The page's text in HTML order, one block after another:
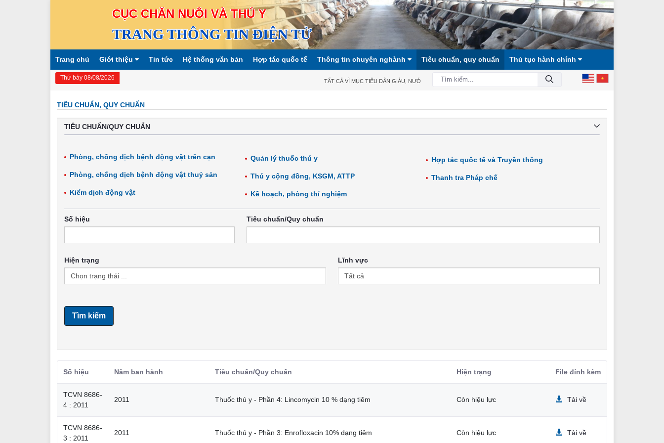
CỤC CHĂN NUÔI VÀ THÚ Y
TRANG THÔNG TIN ĐIỆN TỬ
Trang chủ Giới thiệu Tin tức Hệ thống văn bản Hợp tác quốc tế Thông tin chuyên nghành Tiêu chuẩn, quy chuẩn Thủ tục hành chính
Thứ bảy 08/08/2026 TẤT CẢ VÌ MỤC TIÊU DÂN GIÀU, NƯỚC MẠNH, XÃ HỘI CÔNG BẰNG, DÂN CHỦ, VĂN MINH!
TIÊU CHUẨN, QUY CHUẨN
TIÊU CHUẨN/QUY CHUẨN
Phòng, chống dịch bệnh động vật trên cạn
Phòng, chống dịch bệnh động vật thuỷ sản
Kiểm dịch động vật
Quản lý thuốc thú y
Thú y cộng đồng, KSGM, ATTP
Kế hoạch, phòng thí nghiệm
Hợp tác quốc tế và Truyền thông
Thanh tra Pháp chế
Số hiệu Tiêu chuẩn/Quy chuẩn
Hiện trạng Lĩnh vực
Tìm kiếm
Số hiệu Năm ban hành Tiêu chuẩn/Quy chuẩn Hiện trạng File đính kèm
TCVN 8686-
4 : 2011
2011 Thuốc thú y - Phần 4: Lincomycin 10 % dạng tiêm Còn hiệu lực Tải về
TCVN 8686-
3 : 2011
2011 Thuốc thú y - Phần 3: Enrofloxacin 10% dạng tiêm Còn hiệu lực Tải về